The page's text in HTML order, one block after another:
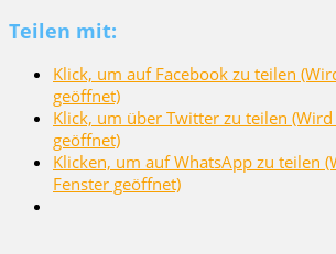
Teilen mit:
Klick, um auf Facebook zu teilen
geöffnet)
Klick, um über Twitter zu teilen
geöffnet)
Klicken, um auf WhatsApp zu teilen
Fenster geöffnet)